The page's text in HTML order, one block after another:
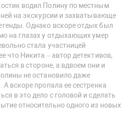
водил Полину по местным
на экскурсии и захватывающе
Однако вскоре отдых был
на глазах у отдыхающих умер
стала участницей
что Никита – автор детективов,
в стороне, а вдвоем они и
не остановило даже
А вскоре пропала ее сестренка
в это дело с головой и сделать
относительно одного из новых